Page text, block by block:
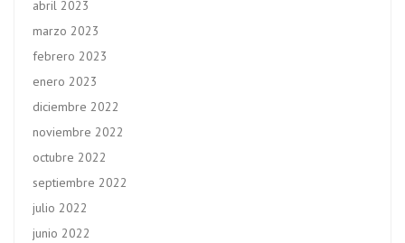
abril 2023
marzo 2023
febrero 2023
enero 2023
diciembre 2022
noviembre 2022
octubre 2022
septiembre 2022
julio 2022
junio 2022